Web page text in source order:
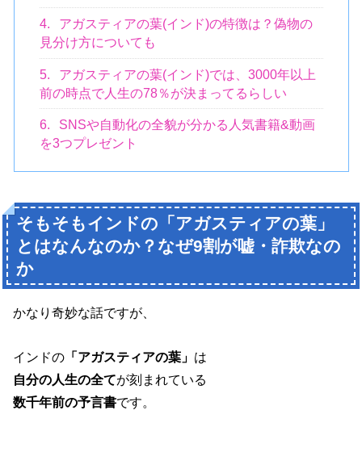
4.
アガスティアの葉(インド)の特徴は？偽物の
見分け方についても
5.
アガスティアの葉(インド)では、3000年以上
前の時点で人生の78％が決まってるらしい
6.
SNSや自動化の全貌が分かる人気書籍&動画
を3つプレゼント
そもそもインドの「アガスティアの葉」
とはなんなのか？なぜ9割が嘘・詐欺なの
か
かなり奇妙な話ですが、
インドの 「アガスティアの葉」 は
自分の人生の全てが刻まれている
数千年前の予言書です。